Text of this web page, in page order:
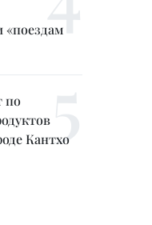
«поездам
по
Кантхо